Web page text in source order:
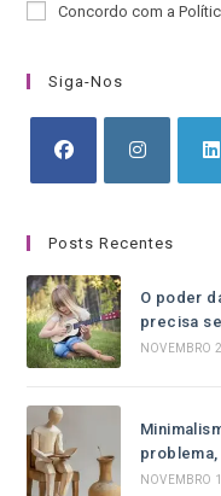
Concordo com a
Siga-Nos
Posts Recentes
O poder
precisa
NOVEMBRO
NOVEMBRO